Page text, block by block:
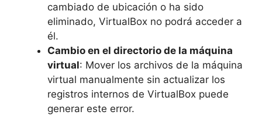
cambiado de ubicación o ha sido
eliminado, VirtualBox no podrá acceder a
él.
Cambio en el directorio de la máquina
virtual: Mover los archivos de la máquina
virtual manualmente sin actualizar los
registros internos de VirtualBox puede
generar este error.